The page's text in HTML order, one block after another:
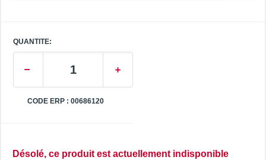
QUANTITE:
CODE ERP : 00686120
Désolé, ce produit est actuellement indisponible